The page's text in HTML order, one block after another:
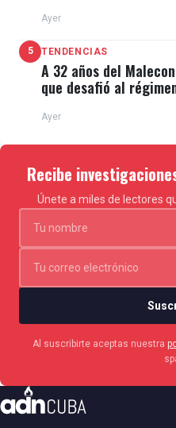
Ayer
5 TENDENCIAS
A 32 años del
que desafió al
Ayer
Recibe
Únete a miles de lectores
Al suscribirte aceptas nuestra